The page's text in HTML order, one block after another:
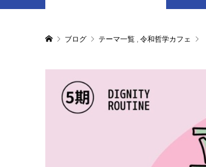
ブログ テーマ一覧 , 令和哲学カフェ